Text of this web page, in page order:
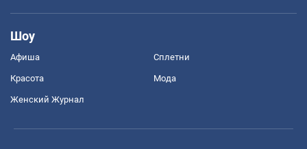
Шоу
Афиша Сплетни
Красота Мода
Женский Журнал